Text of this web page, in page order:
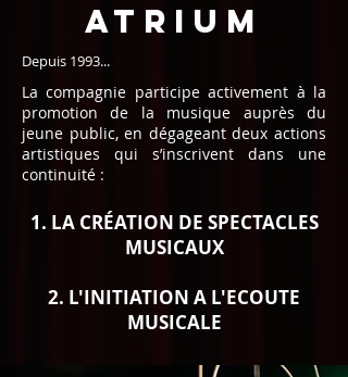
ATRIUM
Depuis 1993...
La compagnie participe activement à la
promotion de la musique auprès du
jeune public, en dégageant deux actions
artistiques qui s’inscrivent dans une
continuité :
1. LA CRÉATION DE SPECTACLES
MUSICAUX
2. L'INITIATION A L'ECOUTE
MUSICALE